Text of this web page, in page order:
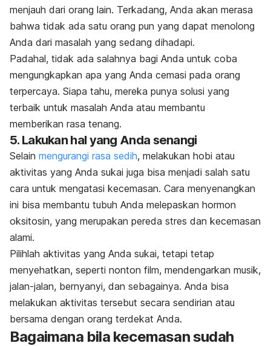
menjauh dari orang lain. Terkadang, Anda akan merasa
bahwa tidak ada satu orang pun yang dapat menolong
Anda dari masalah yang sedang dihadapi.
Padahal, tidak ada salahnya bagi Anda untuk coba
mengungkapkan apa yang Anda cemasi pada orang
terpercaya. Siapa tahu, mereka punya solusi yang
terbaik untuk masalah Anda atau membantu
memberikan rasa tenang.
5. Lakukan hal yang Anda senangi
Selain mengurangi rasa sedih, melakukan hobi atau
aktivitas yang Anda sukai juga bisa menjadi salah satu
cara untuk mengatasi kecemasan. Cara menyenangkan
ini bisa membantu tubuh Anda melepaskan hormon
oksitosin, yang merupakan pereda stres dan kecemasan
alami.
Pilihlah aktivitas yang Anda sukai, tetapi tetap
menyehatkan, seperti nonton film, mendengarkan musik,
jalan-jalan, bernyanyi, dan sebagainya. Anda bisa
melakukan aktivitas tersebut secara sendirian atau
bersama dengan orang terdekat Anda.
Bagaimana bila kecemasan sudah